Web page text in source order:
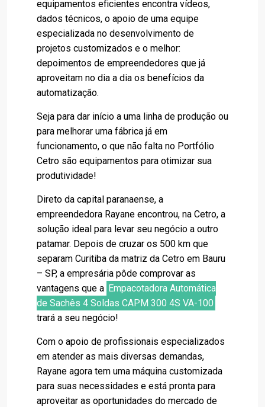
equipamentos eficientes encontra vídeos,
dados técnicos, o apoio de uma equipe
especializada no desenvolvimento de
projetos customizados e o melhor:
depoimentos de empreendedores que já
aproveitam no dia a dia os benefícios da
automatização.
Seja para dar início a uma linha de produção ou
para melhorar uma fábrica já em
funcionamento, o que não falta no Portfólio
Cetro são equipamentos para otimizar sua
produtividade!
Direto da capital paranaense, a
empreendedora Rayane encontrou, na Cetro, a
solução ideal para levar seu negócio a outro
patamar. Depois de cruzar os 500 km que
separam Curitiba da matriz da Cetro em Bauru
– SP, a empresária pôde comprovar as
vantagens que a Empacotadora Automática
de Sachês 4 Soldas CAPM 300 4S VA-100
trará a seu negócio!
Com o apoio de profissionais especializados
em atender as mais diversas demandas,
Rayane agora tem uma máquina customizada
para suas necessidades e está pronta para
aproveitar as oportunidades do mercado de